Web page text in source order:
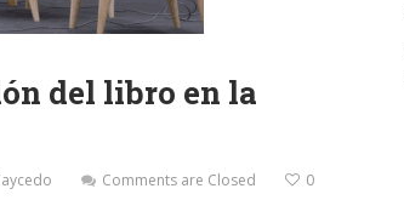
del libro en la
Comments are Closed 0